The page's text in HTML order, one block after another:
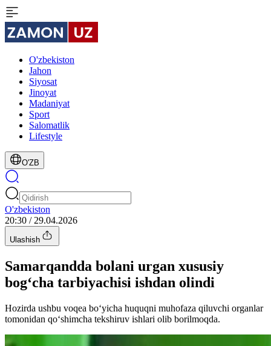
O'zbekiston
Jahon
Siyosat
Jinoyat
Madaniyat
Sport
Salomatlik
Lifestyle
O'ZB
O'zbekiston
20:30 / 29.04.2026
Ulashish
Samarqandda bolani urgan xususiy
bog‘cha tarbiyachisi ishdan olindi
Hozirda ushbu voqea bo‘yicha huquqni muhofaza qiluvchi organlar
tomonidan qo‘shimcha tekshiruv ishlari olib borilmoqda.